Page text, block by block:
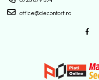
office@deconfort.ro